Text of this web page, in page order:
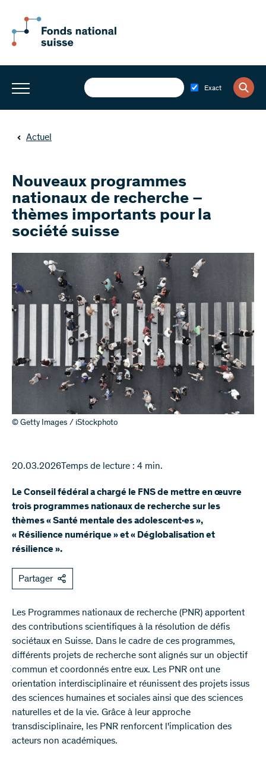
Exact
Actuel
Nouveaux programmes
nationaux de recherche –
thèmes importants pour la
société suisse
© Getty Images / iStockphoto
20.03.2026 Temps de lecture : 4 min.
Le Conseil fédéral a chargé le FNS de mettre en œuvre
trois programmes nationaux de recherche sur les
thèmes « Santé mentale des adolescent·es »,
« Résilience numérique » et « Déglobalisation et
résilience ».
Partager
Les Programmes nationaux de recherche (PNR) apportent
des contributions scientifiques à la résolution de défis
sociétaux en Suisse. Dans le cadre de ces programmes,
différents projets de recherche sont alignés sur un objectif
commun et coordonnés entre eux. Les PNR ont une
orientation interdisciplinaire et réunissent des projets issus
des sciences humaines et sociales ainsi que des sciences
naturelles et de la vie. Grâce à leur approche
transdisciplinaire, les PNR renforcent l'implication des
acteurs non académiques.